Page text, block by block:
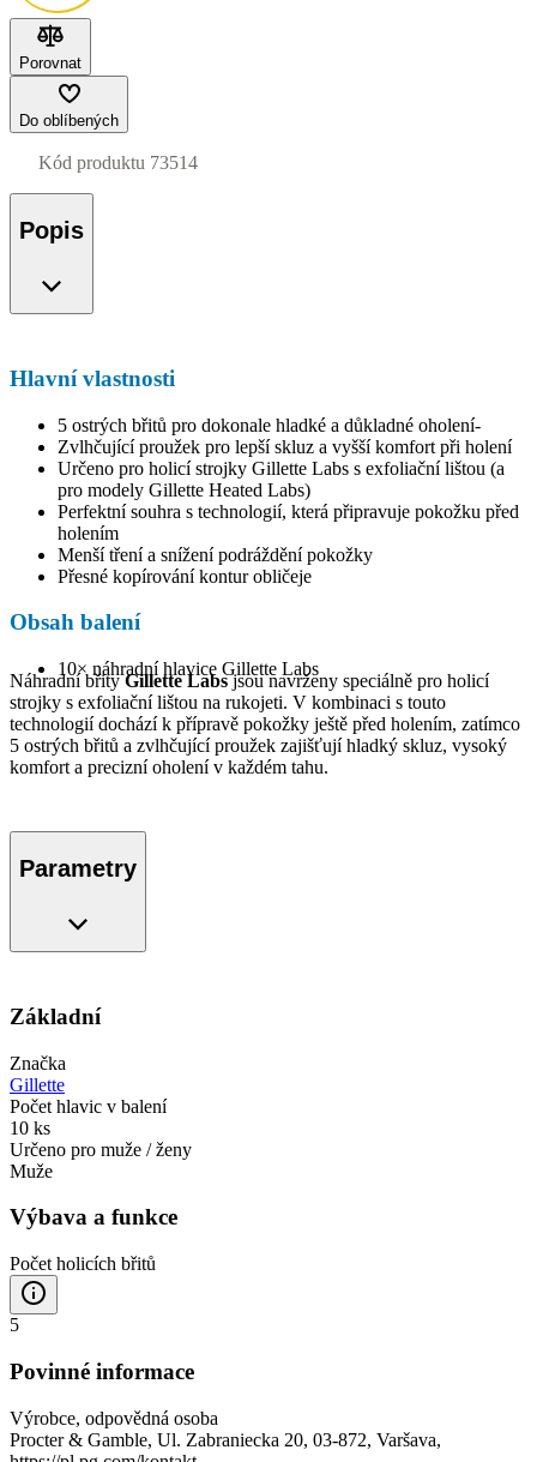
Porovnat
Do oblíbených
Kód produktu 73514
Popis
Hlavní vlastnosti
5 ostrých břitů pro dokonale hladké a důkladné oholení-
Zvlhčující proužek pro lepší skluz a vyšší komfort při holení
Určeno pro holicí strojky Gillette Labs s exfoliační lištou (a
pro modely Gillette Heated Labs)
Perfektní souhra s technologií, která připravuje pokožku před
holením
Menší tření a snížení podráždění pokožky
Přesné kopírování kontur obličeje
Obsah balení
10× náhradní hlavice Gillette Labs
Náhradní břityGillette Labsjsou navrženy speciálně pro holicí
strojky s exfoliační lištou na rukojeti. V kombinaci s touto
technologií dochází k přípravě pokožky ještě před holením, zatímco
5 ostrých břitů a zvlhčující proužek zajišťují hladký skluz, vysoký
komfort a precizní oholení v každém tahu.
Parametry
Základní
Značka
Gillette
Počet hlavic v balení
10 ks
Určeno pro muže / ženy
Muže
Výbava a funkce
Počet holicích břitů
5
Povinné informace
Výrobce, odpovědná osoba
Procter & Gamble, Ul. Zabraniecka 20, 03-872, Varšava,